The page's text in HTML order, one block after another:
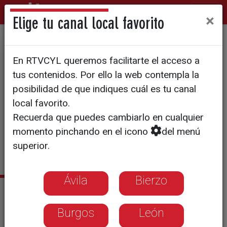
CIVIL
ETA ha cometido 13
atentados en Castilla y León
desde el inicio de la etapa
democrática
Noticias relacionadas
ETA anuncia el cese de definitivo de su
actividad armada
Elige tu canal local favorito ×
En RTVCYL queremos facilitarte el acceso a
tus contenidos. Por ello la web contempla la
posibilidad de que indiques cuál es tu canal
local favorito.
Recuerda que puedes cambiarlo en cualquier
momento pinchando en el icono
del menú
superior.
Ávila Bierzo
Burgos León